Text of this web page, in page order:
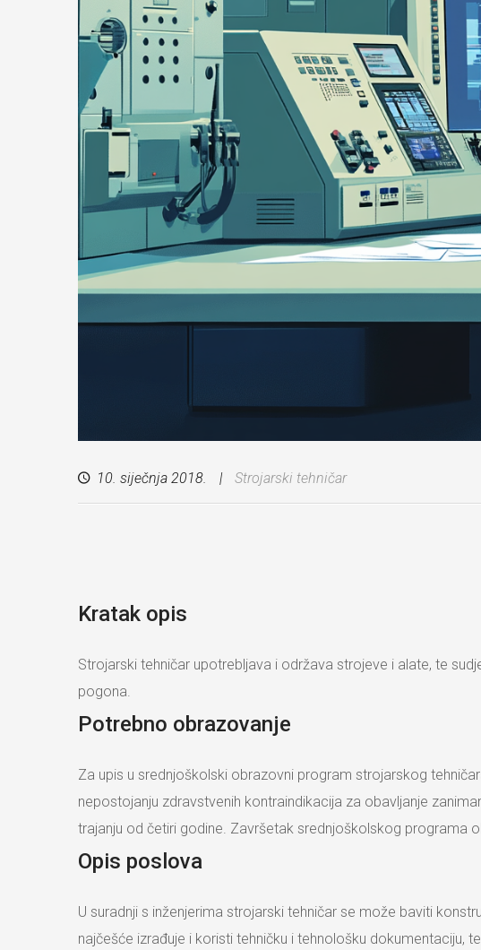
10. siječnja 2018. Strojarski tehničar
Kratak opis
Strojarski tehničar upotrebljava i održava strojeve i alate, te
pogona.
Potrebno obrazovanje
Za upis u srednjoškolski obrazovni program strojarskog
nepostojanju zdravstvenih kontraindikacija za obavljanje
trajanju od četiri godine. Završetak srednjoškolskog programa
Opis poslova
U suradnji s inženjerima strojarski tehničar se može baviti
najčešće izrađuje i koristi tehničku i tehnološku dokumentaciju,